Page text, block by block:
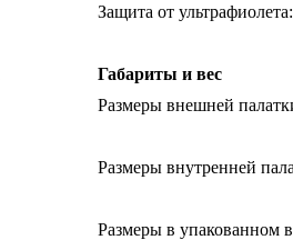
Защита от ультрафиолета:
Габариты и вес
Размеры внешней
Размеры внутренней
Размеры в